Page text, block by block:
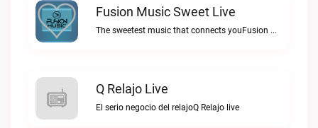
Fusion Music Sweet Live
The sweetest music that connects youFusion Music Sweet live
Q Relajo Live
El serio negocio del relajoQ Relajo live